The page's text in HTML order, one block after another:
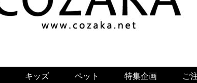
キッズ ペット 特集企画 ご